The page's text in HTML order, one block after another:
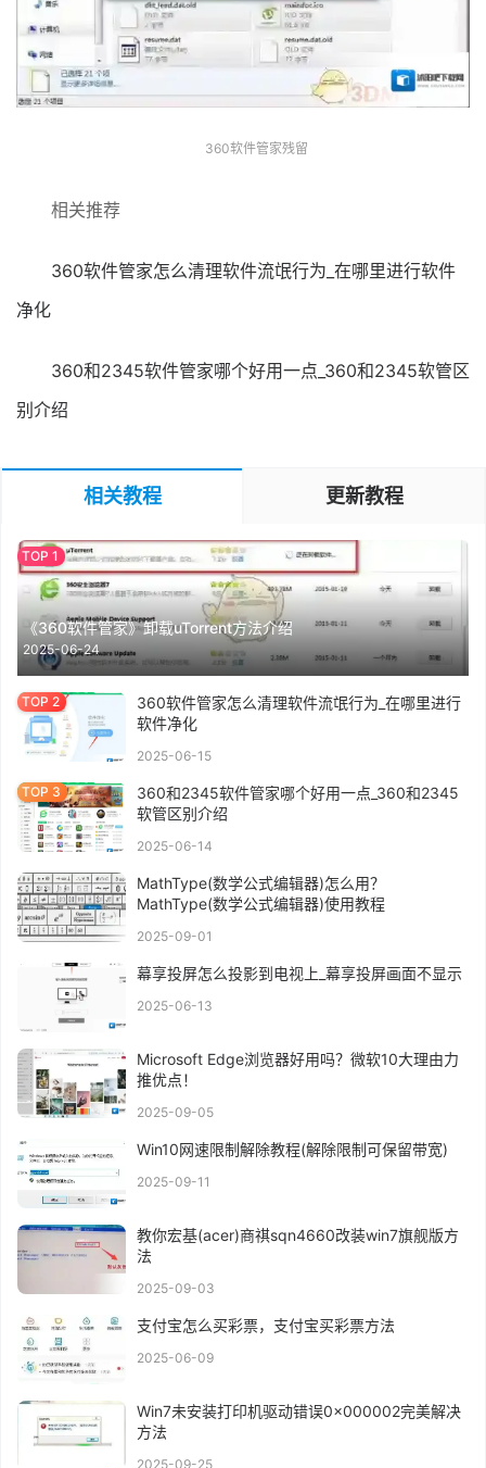
360软件管家残留
相关推荐
360软件管家怎么清理软件流氓行为_在哪里进行软件
净化
360和2345软件管家哪个好用一点_360和2345软管区
别介绍
相关教程 更新教程
《360软件管家》卸载uTorrent方法介绍
2025-06-24
360软件管家怎么清理软件流氓行为_在哪里进行
软件净化
2025-06-15
360和2345软件管家哪个好用一点_360和2345
软管区别介绍
2025-06-14
MathType(数学公式编辑器)怎么用？
MathType(数学公式编辑器)使用教程
2025-09-01
幕享投屏怎么投影到电视上_幕享投屏画面不显示
2025-06-13
Microsoft Edge浏览器好用吗？微软10大理由力
推优点！
2025-09-05
Win10网速限制解除教程(解除限制可保留带宽)
2025-09-11
教你宏基(acer)商祺sqn4660改装win7旗舰版方
法
2025-09-03
支付宝怎么买彩票，支付宝买彩票方法
2025-06-09
Win7未安装打印机驱动错误0x000002完美解决
方法
2025-09-25